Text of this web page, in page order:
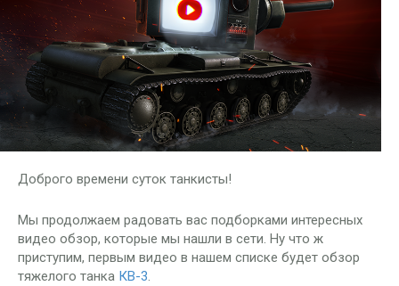
Доброго времени суток танкисты!
Мы продолжаем радовать вас подборками интересных
видео обзор, которые мы нашли в сети. Ну что ж
приступим, первым видео в нашем списке будет обзор
тяжелого танка КВ-3.